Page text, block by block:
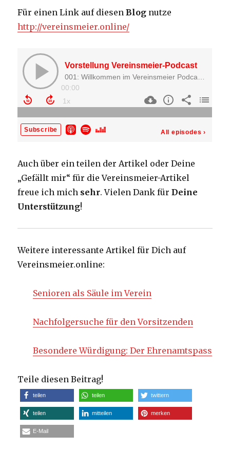
Für einen Link auf diesenBlog nutze
http://vereinsmeier.online/
Auch über ein teilen der Artikel oder Deine
„Gefällt mir“ für die Vereinsmeier-Artikel
freue ich mich sehr. Vielen Dank fürDeine
Unterstützung!
Weitere interessante Artikel für Dich auf
Vereinsmeier.online:
Senioren als Säule im Verein
Nachfolgersuche für den Vorsitzenden
Besondere Würdigung: Der Ehrenamtspass
Teile diesen Beitrag!
teilen teilen twittern
teilen mitteilen merken
E-Mail